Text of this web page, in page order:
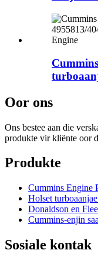
Oor ons
Ons bestee aan die
produkte vir kliënte oor
Produkte
Cummins Engine
Holset
Donaldson en
Cummins-enjin
Sosiale kontak